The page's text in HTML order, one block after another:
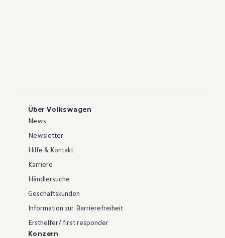
Über Volkswagen
News
Newsletter
Hilfe & Kontakt
Karriere
Händlersuche
Geschäftskunden
Information zur Barrierefreiheit
Ersthelfer/ first responder
Konzern